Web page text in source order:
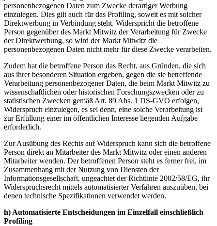
personenbezogenen Daten zum Zwecke derartiger Werbung
einzulegen. Dies gilt auch für das Profiling, soweit es mit solcher
Direktwerbung in Verbindung steht. Widerspricht die betroffene
Person gegenüber des Markt Mitwitz der Verarbeitung für Zwecke
der Direktwerbung, so wird der Markt Mitwitz die
personenbezogenen Daten nicht mehr für diese Zwecke verarbeiten.
Zudem hat die betroffene Person das Recht, aus Gründen, die sich
aus ihrer besonderen Situation ergeben, gegen die sie betreffende
Verarbeitung personenbezogener Daten, die beim Markt Mitwitz zu
wissenschaftlichen oder historischen Forschungszwecken oder zu
statistischen Zwecken gemäß Art. 89 Abs. 1 DS-GVO erfolgen,
Widerspruch einzulegen, es sei denn, eine solche Verarbeitung ist
zur Erfüllung einer im öffentlichen Interesse liegenden Aufgabe
erforderlich.
Zur Ausübung des Rechts auf Widerspruch kann sich die betroffene
Person direkt an Mitarbeiter des Markt Mitwitz oder einen anderen
Mitarbeiter wenden. Der betroffenen Person steht es ferner frei, im
Zusammenhang mit der Nutzung von Diensten der
Informationsgesellschaft, ungeachtet der Richtlinie 2002/58/EG, ihr
Widerspruchsrecht mittels automatisierter Verfahren auszuüben, bei
denen technische Spezifikationen verwendet werden.
h) Automatisierte Entscheidungen im Einzelfall einschließlich
Profiling